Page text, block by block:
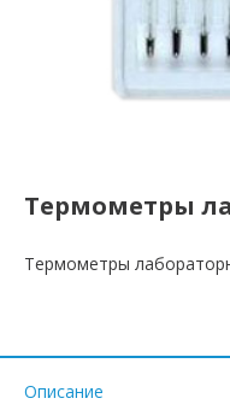
Термометры
Термометры
Описание